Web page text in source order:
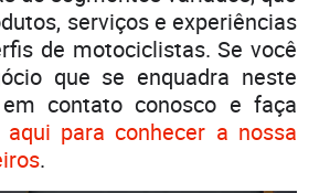
serviços e experiências
de motociclistas. Se você
que se enquadra neste
contato conosco e faça
aqui para conhecer a nossa
.